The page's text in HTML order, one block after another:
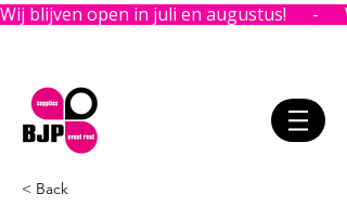
Wij blijven open in juli en augustus!      -
< Back